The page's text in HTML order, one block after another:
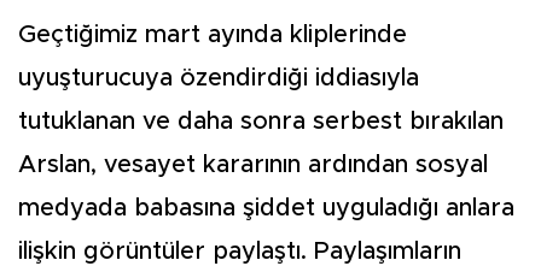
Geçtiğimiz mart ayında kliplerinde
uyuşturucuya özendirdiği iddiasıyla
tutuklanan ve daha sonra serbest bırakılan
Arslan, vesayet kararının ardından sosyal
medyada babasına şiddet uyguladığı anlara
ilişkin görüntüler paylaştı. Paylaşımların